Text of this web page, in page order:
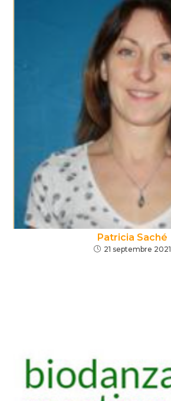
Patricia Saché
21 septembre 2021